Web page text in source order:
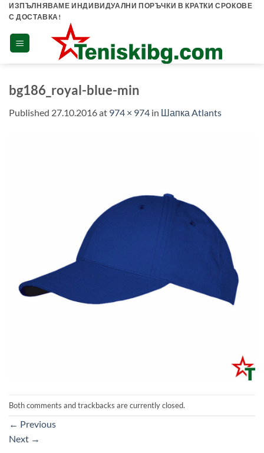
Skip
content
ИЗПЪЛНЯВАМЕ ИНДИВИДУАЛНИ ПОРЪЧКИ В КРАТКИ СРОКОВЕ
С ДОСТАВКА!
bg186_royal-blue-min
Published 27.10.2016at 974 × 974 in Шапка Atlants
Both comments and trackbacks are currently closed.
← Previous
Next →